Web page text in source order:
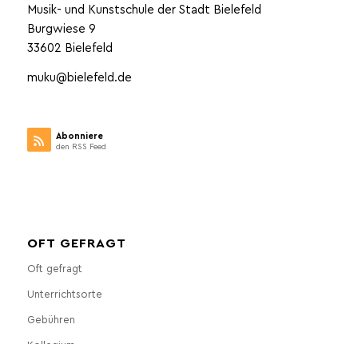
Musik- und Kunstschule der Stadt Bielefeld
Burgwiese 9
33602 Bielefeld
muku@bielefeld.de
Abonniere
den RSS Feed
OFT GEFRAGT
Oft gefragt
Unterrichtsorte
Gebühren